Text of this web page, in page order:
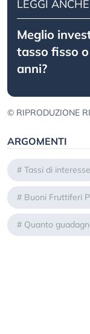
LEGGI ANCHE
Meglio
tasso fisso
anni?
© RIPRODUZIONE
ARGOMENTI
# Tassi di interesse
# Buoni Fruttiferi
# Quanto